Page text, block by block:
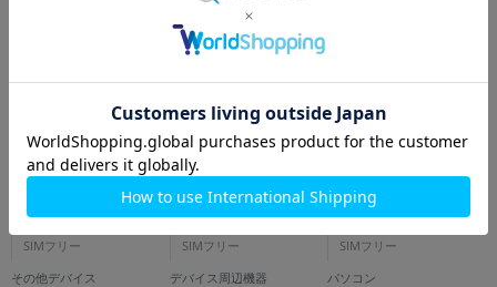
docomo
au
SoftBank
SIMフリー
スマートフォン
docomo
SoftBank
SIMフリー
タブレット
docomo
SoftBank
SIMフリー
その他デバイス デバイス周辺機器 パソコン
~
モニタサイズ
~
価格
円